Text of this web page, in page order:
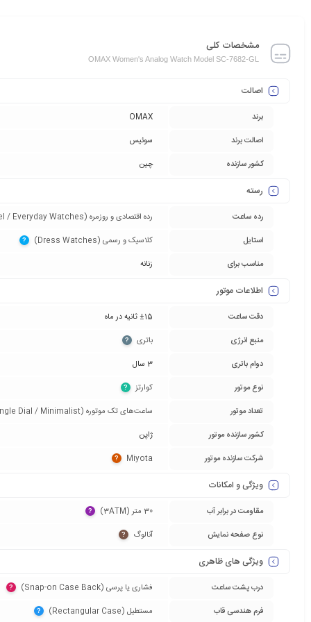
مشخصات کلی
OMAX Women's Analog Watch Model SC-7682-GL
اصالت
برند
OMAX
اصالت برند
سوئیس
کشور سازنده
چین
رسته
رده ساعت
رده اقتصادی و روزمره (Entry-Level / Everyday Watches)‏
استایل
کلاسیک و رسمی (Dress Watches)‏ ?
مناسب برای زنانه
اطلاعات موتور
دقت ساعت
±15 ثانیه در ماه
منبع انرژی
باتری‏ ?
دوام باتری
3 سال
نوع موتور
کوارتز‏ ?
تعداد موتور
ساعت‌های تک موتوره (Single Dial / Minimalist)‏
کشور سازنده موتور
ژاپن
شرکت سازنده موتور
Miyota‏
?
ویژگی و امکانات
مقاومت در برابر آب 30 متر (3ATM)‏ ?
نوع صفحه نمایش آنالوگ‏ ?
ویژگی های ظاهری
درب پشت ساعت فشاری یا پرسی (Snap-on Case Back)‏ ?
فرم هندسی قاب مستطیل (Rectangular Case)‏ ?